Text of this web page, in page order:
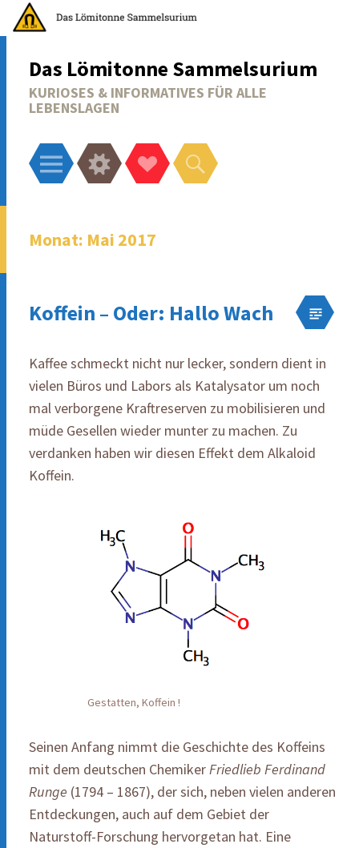
Das Lömitonne Sammelsurium
KURIOSES & INFORMATIVES FÜR ALLE
LEBENSLAGEN
Menü WidgetsSocial-
Links
Suchen
Monat: Mai 2017
Koffein – Oder: Hallo Wach
Kaffee schmeckt nicht nur lecker, sondern dient in
vielen Büros und Labors als Katalysator um noch
mal verborgene Kraftreserven zu mobilisieren und
müde Gesellen wieder munter zu machen. Zu
verdanken haben wir diesen Effekt dem Alkaloid
Koffein.
Gestatten, Koffein !
Seinen Anfang nimmt die Geschichte des Koffeins
mit dem deutschen ChemikerFriedlieb Ferdinand
Runge (1794 – 1867), der sich, neben vielen anderen
Entdeckungen, auch auf dem Gebiet der
Naturstoff-Forschung hervorgetan hat. Eine